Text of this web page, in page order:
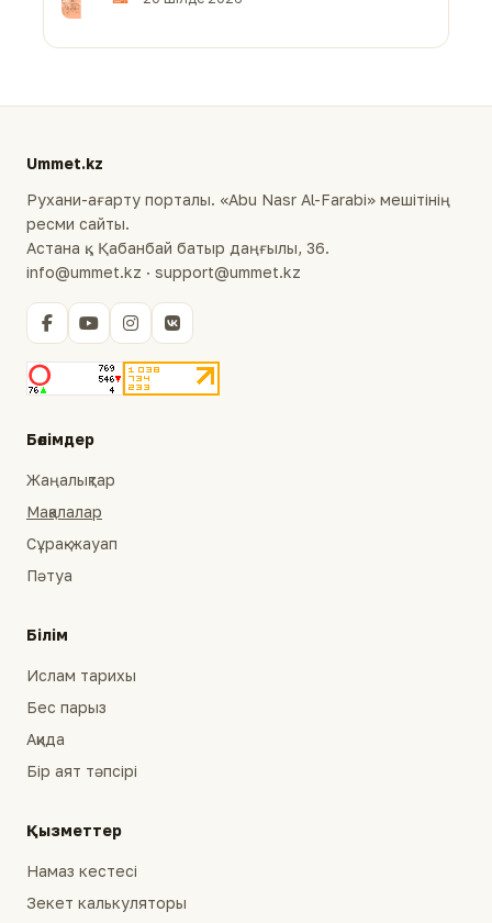
Ummet.kz
Рухани-ағарту порталы. «Abu Nasr Al-Farabi» мешітінің
ресми сайты.
Астана қ., Қабанбай батыр даңғылы, 36.
info@ummet.kz · support@ummet.kz
Бөлімдер
Жаңалықтар
Мақалалар
Сұрақ-жауап
Пәтуа
Білім
Ислам тарихы
Бес парыз
Ақида
Бір аят тәпсірі
Қызметтер
Намаз кестесі
Зекет калькуляторы